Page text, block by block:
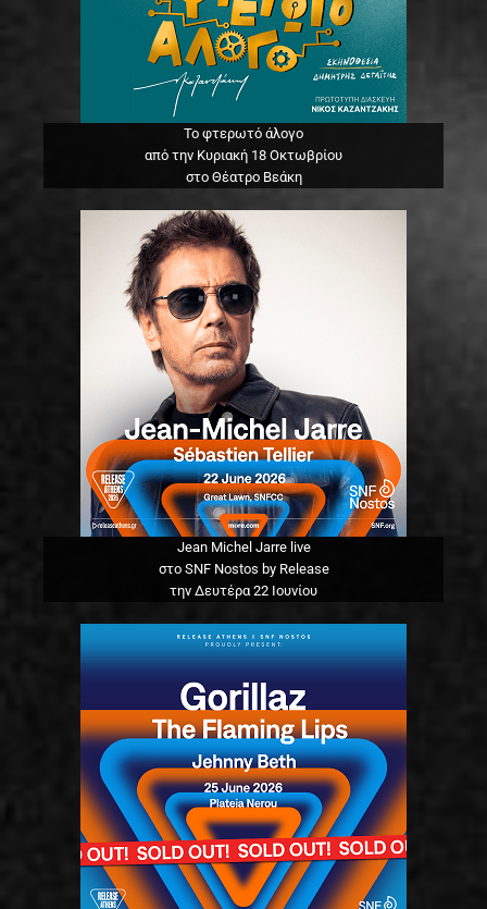
Το φτερωτό άλογο
από την Κυριακή 18 Οκτωβρίου
στο Θέατρο Βεάκη
Jean Michel Jarre live
στο SNF Nostos by Release
την Δευτέρα 22 Ιουνίου